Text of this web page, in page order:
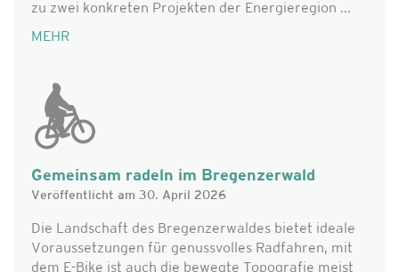
zu zwei konkreten Projekten der Energieregion ...
MEHR
Gemeinsam radeln im Bregenzerwald
Veröffentlicht am 30. April 2026
Die Landschaft des Bregenzerwaldes bietet ideale
Voraussetzungen für genussvolles Radfahren, mit
dem E-Bike ist auch die bewegte Topografie meist